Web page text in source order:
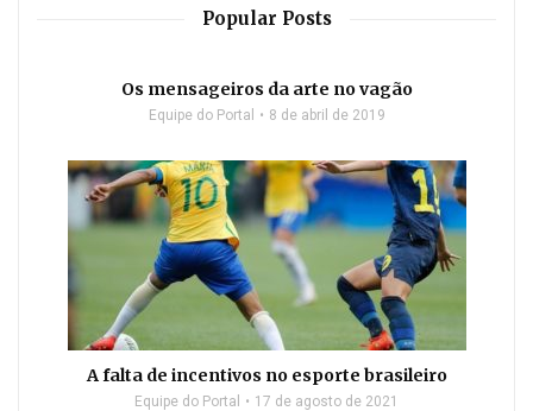
Popular Posts
Os mensageiros da arte no vagão
Equipe do Portal 8 de abril de 2019
A falta de incentivos no esporte brasileiro
Equipe do Portal 17 de agosto de 2021